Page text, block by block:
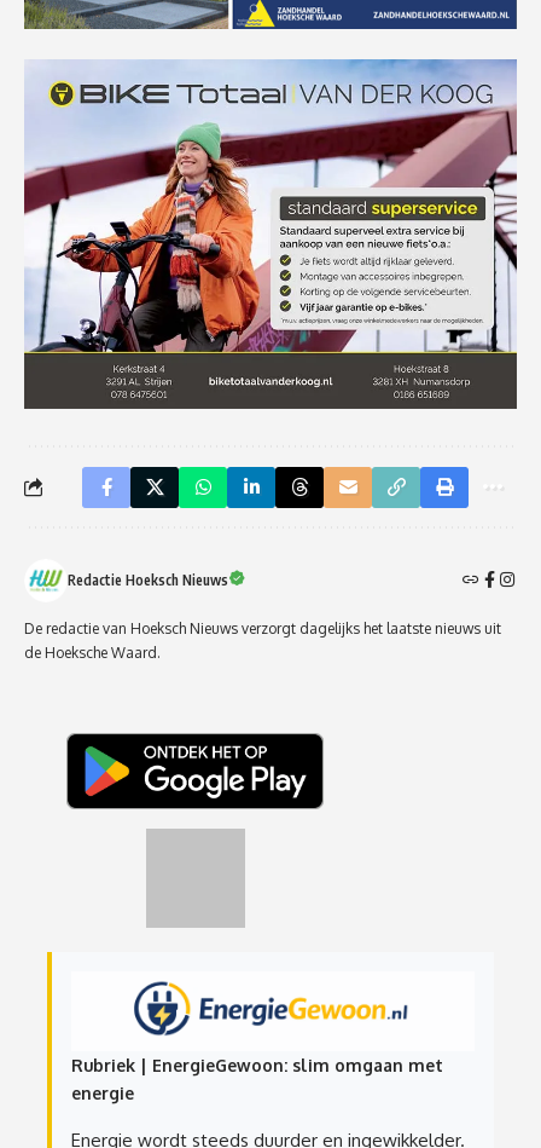
Redactie Hoeksch Nieuws
De redactie van Hoeksch Nieuws verzorgt dagelijks het laatste nieuws uit
de Hoeksche Waard.
Rubriek | EnergieGewoon: slim omgaan met
energie
Energie wordt steeds duurder en ingewikkelder.